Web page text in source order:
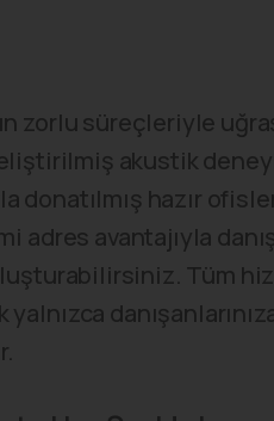
zorlu süreçleriyle
akustik
donatılmış hazır
adres avantajıyla
Tüm